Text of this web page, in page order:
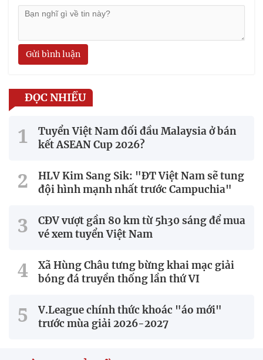
Gửi bình luận
ĐỌC NHIỀU
Tuyển Việt Nam đối đầu Malaysia ở bán
kết ASEAN Cup 2026?
HLV Kim Sang Sik: "ĐT Việt Nam sẽ tung
đội hình mạnh nhất trước Campuchia"
CĐV vượt gần 80 km từ 5h30 sáng để mua
vé xem tuyển Việt Nam
Xã Hùng Châu tưng bừng khai mạc giải
bóng đá truyền thống lần thứ VI
V.League chính thức khoác "áo mới"
trước mùa giải 2026-2027